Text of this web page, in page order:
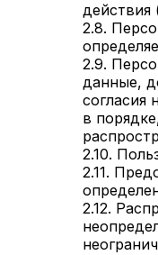
2.8.
2.9.
данные,
согласия
в
2.10.
2.11.
2.12.